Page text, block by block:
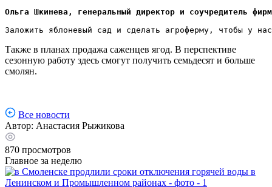
Ольга Шкинева, генеральный директор и соучредитель
Заложить яблоневый сад и сделать агроферму, чтобы у
Также в планах продажа саженцев ягод. В перспективе
сезонную работу здесь смогут получить семьдесят и больше
смолян.
Все новости
Автор: Анастасия Рыжикова
870 просмотров
Главное за неделю